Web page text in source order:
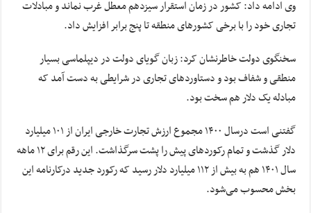
وی ادامه داد: کشور در زمان استقرار سیزدهم معطل غرب نماند و مبادلات
تجاری خود را با برخی کشور‌های منطقه تا پنج برابر افزایش داد.
سخنگوی دولت خاطرنشان کرد: زبان گویای دولت در دیپلماسی بسیار
منطقی و شفاف بود و دستاورد‌های تجاری در شرایطی به دست آمد که
مبادله یک دلار هم سخت بود.
گفتنی است درسال ۱۴۰۰ مجموع ارزش تجارت خارجی ایران از ۱۰۱ میلیارد
دلار گذشت و تمام رکورد‌های پیش را پشت سرگذاشت. این رقم برای ۱۲ ماهه
سال ۱۴۰۱ هم به بیش از ۱۱۲ میلیارد دلار رسید که رکورد جدید درکارنامه این
بخش محسوب می‌شود.